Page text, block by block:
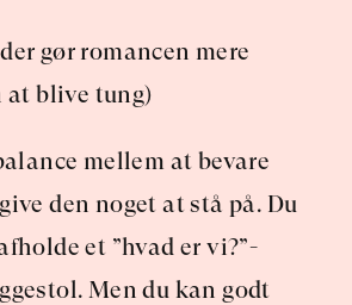
gør romancen mere
at blive tung)
mellem at bevare
den noget at stå på. Du
et ”hvad er vi?”-
Men du kan godt